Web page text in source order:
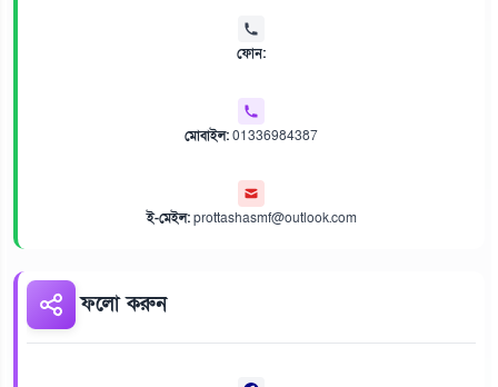
ফোন:
মোবাইল:01336984387
ই-মেইল:prottashasmf@outlook.com
ফলো করুন